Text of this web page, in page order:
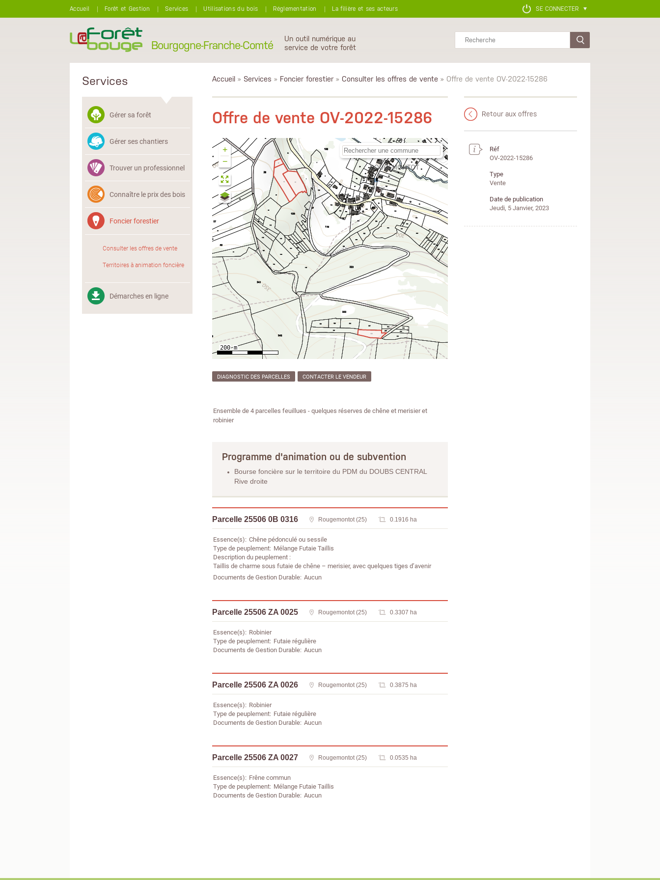
Accueil
Forêt et Gestion Services Utilisations du bois Réglementation La filière et ses acteurs SE CONNECTER
Bourgogne-Franche-Comté
Un outil numérique au
service de votre forêt
Rechercher
Services
Gérer sa forêt
Gérer ses chantiers
Trouver un professionnel
Connaître le prix des bois
Foncier forestier
Consulter les offres de vente
Territoires à animation foncière
Démarches en ligne
Accueil » Services » Foncier forestier» Consulter les offres de vente » Offre de vente OV-2022-15286
Offre de vente OV-2022-15286
+
−
DIAGNOSTIC DES PARCELLES CONTACTER LE VENDEUR
Ensemble de 4 parcelles feuillues - quelques réserves de chêne et merisier et
robinier
Programme d'animation ou de subvention
Bourse foncière sur le territoire du PDM du DOUBS CENTRAL
Rive droite
Parcelle 25506 0B 0316 Rougemontot (25) 0.1916 ha
Essence(s) Chêne pédonculé ou sessile
Type de peuplement Mélange Futaie Taillis
Description du peuplement
Taillis de charme sous futaie de chêne – merisier, avec quelques tiges d’avenir
Documents de Gestion Durable Aucun
Parcelle 25506 ZA 0025 Rougemontot (25) 0.3307 ha
Essence(s) Robinier
Type de peuplement Futaie régulière
Documents de Gestion Durable Aucun
Parcelle 25506 ZA 0026 Rougemontot (25) 0.3875 ha
Essence(s) Robinier
Type de peuplement Futaie régulière
Documents de Gestion Durable Aucun
Parcelle 25506 ZA 0027 Rougemontot (25) 0.0535 ha
Essence(s) Frêne commun
Type de peuplement Mélange Futaie Taillis
Documents de Gestion Durable Aucun
Retour aux offres
Réf
OV-2022-15286
Type
Vente
Date de publication
Jeudi, 5 Janvier, 2023